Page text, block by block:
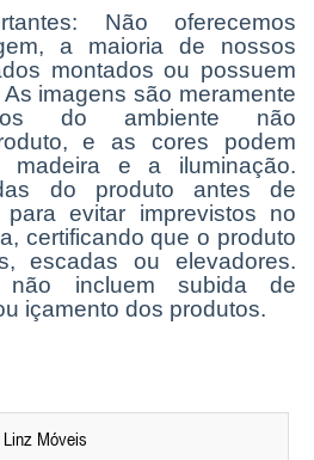
Não oferecemos
a maioria de nossos
montados ou possuem
imagens são meramente
do ambiente não
e as cores podem
madeira e a iluminação.
do produto antes de
evitar imprevistos no
certificando que o produto
escadas ou elevadores.
não incluem subida de
içamento dos produtos.
Linz Móveis